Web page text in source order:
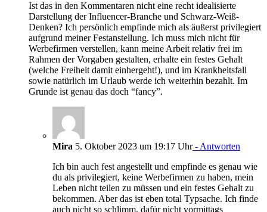
Ist das in den Kommentaren nicht eine recht idealisierte
Darstellung der Influencer-Branche und Schwarz-Weiß-
Denken? Ich persönlich empfinde mich als äußerst privilegiert
aufgrund meiner Festanstellung. Ich muss mich nicht für
Werbefirmen verstellen, kann meine Arbeit relativ frei im
Rahmen der Vorgaben gestalten, erhalte ein festes Gehalt
(welche Freiheit damit einhergeht!), und im Krankheitsfall
sowie natürlich im Urlaub werde ich weiterhin bezahlt. Im
Grunde ist genau das doch “fancy”.
Mira 5. Oktober 2023 um 19:17 Uhr- Antworten
Ich bin auch fest angestellt und empfinde es genau wie
du als privilegiert, keine Werbefirmen zu haben, mein
Leben nicht teilen zu müssen und ein festes Gehalt zu
bekommen. Aber das ist eben total Typsache. Ich finde
auch nicht so schlimm, dafür nicht vormittags